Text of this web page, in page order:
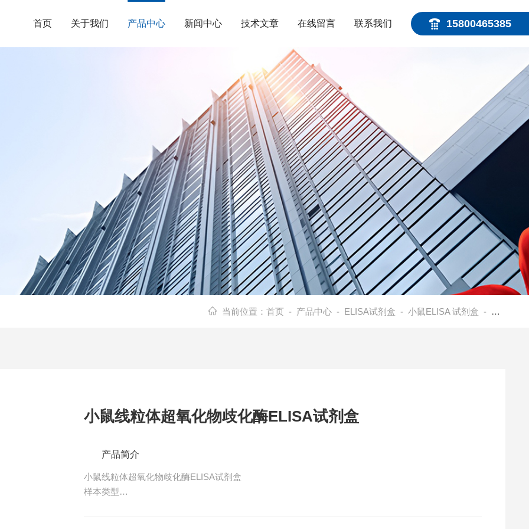
15800465385
首页 关于我们 产品中心 新闻中心 技术文章 在线留言 联系我们
当前位置：首页 - 产品中心 - ELISA试剂盒 -小鼠ELISA 试剂盒 - 小鼠线粒体超氧化物歧化酶ELISA试剂盒
小鼠线粒体超氧化物歧化酶ELISA试剂盒
产品简介
小鼠线粒体超氧化物歧化酶ELISA试剂盒
样本类型